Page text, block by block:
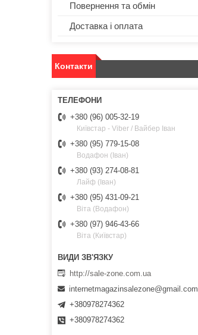
Повернення та обмін
Доставка і оплата
Контакти
+380 (96) 005-32-19
Київстар - Viber / Вайбер Іван
+380 (95) 779-15-08
Водафон (Іван)
+380 (93) 274-08-81
Лайф (Іван)
+380 (95) 431-09-21
Віта (Водафон)
+380 (97) 946-43-66
Віта (Київстар)
http://sale-zone.com.ua
internetmagazinsalezone@gmail.com
+380978274362
+380978274362